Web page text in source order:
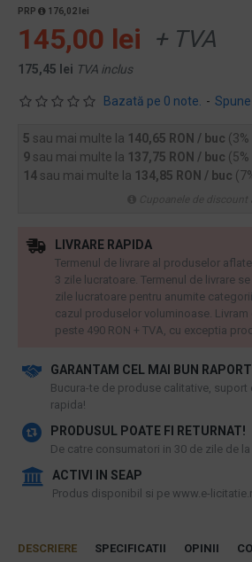
Bazată pe 0 note. -
PRP 176,02 lei
145,00 lei + TVA
175,45 lei TVA inclus
5 sau mai multe la 140,65 RON / buc
9 sau mai multe la 137,75 RON / buc
14 sau mai multe la 134,85 RON / buc
GARANTAM CEL MAI BUN
​Bucura-te de produse calitative, suport
rapida!
PRODUSUL POATE FI RETURNAT!
De catre consumatori in 30 de zile de
ACTIVI IN SEAP
Produs disponibil si pe www.e-
LIVRARE RAPIDA
Termenul de livrare al produselor
3 zile lucratoare. Termenul de livrare
zile lucratoare pentru anumite
cazul produselor voluminoase.
peste 490 RON + TVA, cu exceptia
DESCRIERE SPECIFICATII OPINII